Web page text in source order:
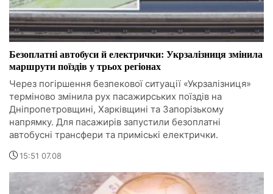
Безоплатні автобуси й електрички: Укрзалізниця змінила
маршрути поїздів у трьох регіонах
Через погіршення безпекової ситуації «Укрзалізниця»
терміново змінила рух пасажирських поїздів на
Дніпропетровщині, Харківщині та Запорізькому
напрямку. Для пасажирів запустили безоплатні
автобусні трансфери та приміські електрички.
15:51 07.08